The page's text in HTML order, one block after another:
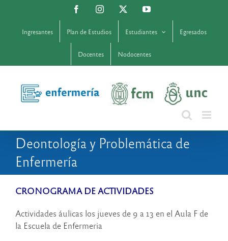
contenido
FacebookInstagram YouTube
Ingresantes Plan de Estudios Estudiantes Egresados
Docentes Nodocentes
Deontología y Problemática de
Enfermería
CRONOGRAMA DE ACTIVIDADES
Actividades áulicas los jueves de 9 a 13 en el Aula F de
la Escuela de Enfermeria